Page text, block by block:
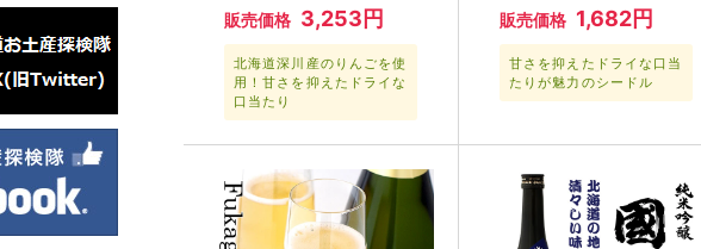
販売価格 3,253円
北海道深川産のりんごを使
用！甘さを抑えたドライな
口当たり
販売価格 1,682円
甘さを抑えたドライな口当
たりが魅力のシードル